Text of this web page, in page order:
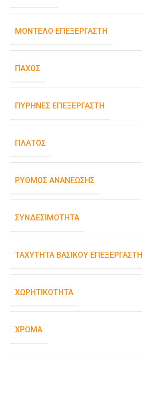
ΜΟΝΤΈΛΟ ΕΠΕΞΕΡΓΑΣΤΉ
ΠΆΧΟΣ
ΠΥΡΉΝΕΣ ΕΠΕΞΕΡΓΑΣΤΉ
ΠΛΆΤΟΣ
ΡΥΘΜΌΣ ΑΝΑΝΈΩΣΗΣ
ΣΥΝΔΕΣΙΜΌΤΗΤΑ
ΤΑΧΎΤΗΤΑ ΒΑΣΙΚΟΎ ΕΠΕΞΕΡΓΑΣΤΉ
ΧΩΡΗΤΙΚΌΤΗΤΑ
ΧΡΏΜΑ